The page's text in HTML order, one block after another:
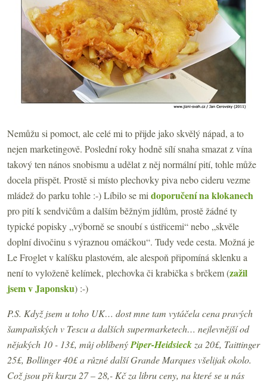
Nemůžu si pomoct, ale celé mi to přijde jako skvělý nápad, a to
nejen marketingově. Poslední roky hodně sílí snaha smazat z vína
takový ten nános snobismu a udělat z něj normální pití, tohle může
docela přispět. Prostě si místo plechovky piva nebo cideru vezme
mládež do parku tohle :-) Líbilo se mi doporučení na klokanech
pro pití k sendvičům a dalším běžným jídlům, prostě žádné ty
typické popisky „výborně se snoubí s ústřicemi“ nebo „skvěle
doplní divočinu s výraznou omáčkou“. Tudy vede cesta. Možná je
Le Froglet v kalíšku plastovém, ale alespoň připomíná sklenku a
není to vyloženě kelímek, plechovka či krabička s brčkem (zažil
jsem v Japonsku) :-)
P.S. Když jsem u toho UK… dost mne tam vytáčela cena pravých
šampaňských v Tescu a dalších supermarketech… nejlevnější od
nějakých 10 - 13£, můj oblíbenýPiper-Heidsieck za 20£, Taittinger
25£, Bollinger 40£ a různé další Grande Marques všelijak okolo.
Což jsou při kurzu 27 – 28,- Kč za libru ceny, na které se u nás